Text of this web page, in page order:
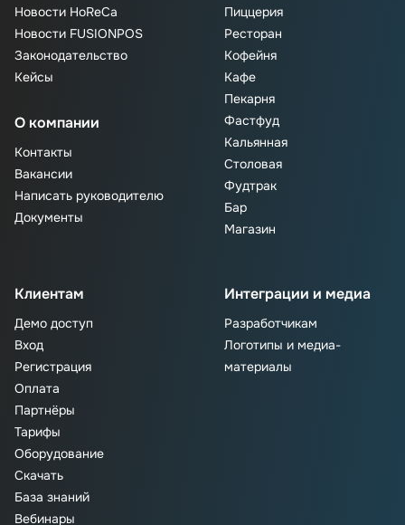
Новости HoReCa
Новости FUSIONPOS
Законодательство
Кейсы
О компании
Контакты
Вакансии
Написать руководителю
Документы
Пиццерия
Ресторан
Кофейня
Кафе
Пекарня
Фастфуд
Кальянная
Столовая
Фудтрак
Бар
Магазин
Клиентам
Демо доступ
Вход
Регистрация
Оплата
Партнёры
Тарифы
Оборудование
Скачать
База знаний
Вебинары
Интеграции и медиа
Разработчикам
Логотипы и медиа-
материалы